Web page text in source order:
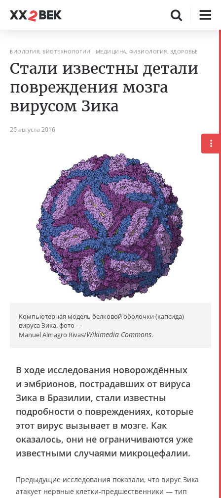
БИОЛОГИЯ, БИОТЕХНОЛОГИИ МЕДИЦИНА, ФИЗИОЛОГИЯ, ЗДОРОВЬЕ
Стали известны детали
повреждения мозга
вирусом Зика
26 августа 2016
Компьютерная модель белковой оболочки (капсида)
вируса Зика. фото —
Manuel Almagro Rivas/Wikimedia Commons.
В ходе исследования новорождённых
и эмбрионов, пострадавших от вируса
Зика в Бразилии, стали известны
подробности о повреждениях, которые
этот вирус вызывает в мозге. Как
оказалось, они не ограничиваются уже
известными случаями микроцефалии.
Предыдущие исследования показали, что вирус Зика
атакует нервные клетки-предшественники — тип